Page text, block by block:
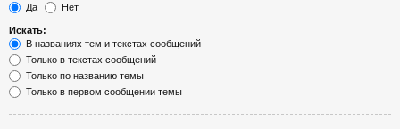
Да
Нет
Искать:
В названиях тем и текстах сообщений
Только в текстах сообщений
Только по названию темы
Только в первом сообщении темы